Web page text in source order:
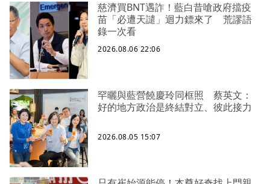
慈濟買BNT遇詐！藍白昔嗆政府擋疫
苗「必遭天譴」迴力鏢來了 荒謬語
錄一次看
2026.08.06 22:06
罕曬與藍營饒慶玲同框照 蔡英文：
好的地方政治是終結對立、彼此接力
2026.08.05 15:07